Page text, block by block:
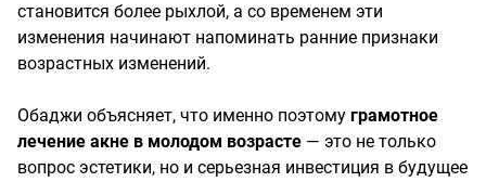
становится более рыхлой, а со временем эти
изменения начинают напоминать ранние признаки
возрастных изменений.
Обаджи объясняет, что именно поэтому грамотное
лечение акне в молодом возрасте — это не только
вопрос эстетики, но и серьезная инвестиция в будущее